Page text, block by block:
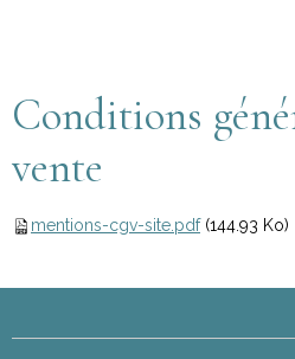
Conditions
vente
mentions-cgv-site.pdf(144.93 Ko)